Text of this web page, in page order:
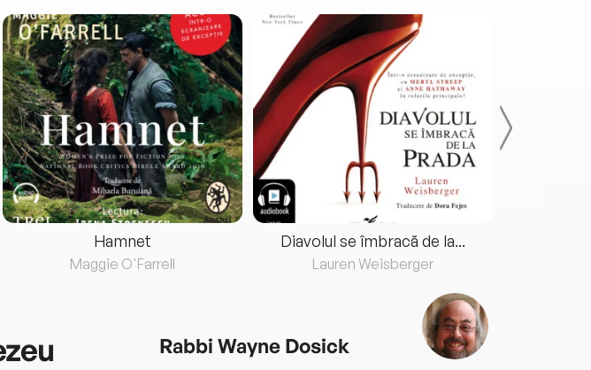
Hamnet
Maggie O'Farrell
Diavolul se îmbracă de la...
Lauren Weisberger
Rabbi Wayne Dosick